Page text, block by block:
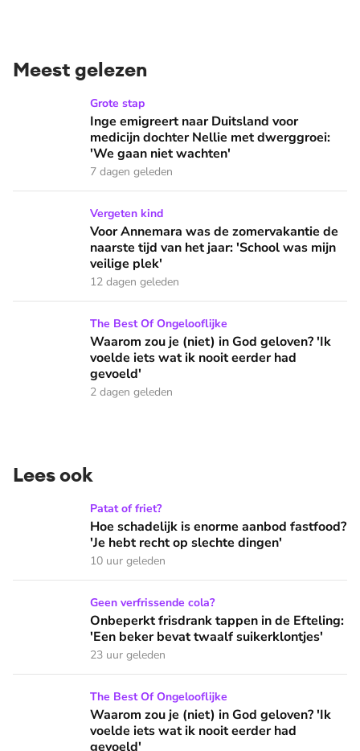
Meest gelezen
Inge emigreert naar Duitsland voor medicijn dochter
Grote stap
Inge emigreert naar Duitsland voor
medicijn dochter Nellie met dwerggroei:
'We gaan niet wachten'
7 dagen geleden
Voor Annemara was de zomervakantie de naarste tijd van
Vergeten kind
Voor Annemara was de zomervakantie de
naarste tijd van het jaar: 'School was mijn
veilige plek'
12 dagen geleden
Waarom zou je (niet) in God geloven? 'Ik voelde iets wat
The Best Of Ongelooflijke
Waarom zou je (niet) in God geloven? 'Ik
voelde iets wat ik nooit eerder had
gevoeld'
2 dagen geleden
Lees ook
Hoe schadelijk is enorme aanbod fastfood? 'Je hebt recht
Patat of friet?
Hoe schadelijk is enorme aanbod fastfood?
'Je hebt recht op slechte dingen'
10 uur geleden
Onbeperkt frisdrank tappen in de Efteling: 'Een beker
Geen verfrissende cola?
Onbeperkt frisdrank tappen in de Efteling:
'Een beker bevat twaalf suikerklontjes'
23 uur geleden
Waarom zou je (niet) in God geloven? 'Ik voelde iets wat
The Best Of Ongelooflijke
Waarom zou je (niet) in God geloven? 'Ik
voelde iets wat ik nooit eerder had
gevoeld'